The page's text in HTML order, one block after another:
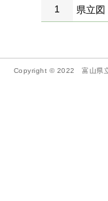
1
県立図
Copyright © 2022 富山県